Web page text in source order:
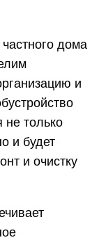
дома
и
не только
и будет
и очистку